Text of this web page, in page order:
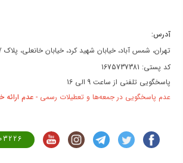
آدرس:
تهران، شمس آباد، خیابان شهید کرد، خیابان خانعلی، پلاک 87
کد پستی: 1675737381
پاسخگویی تلفنی از ساعت 9 الی 16
عدم پاسخگویی در جمعه‌ها و تعطیلات رسمی -عدم